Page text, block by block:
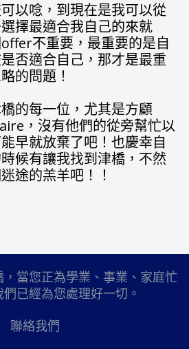
以唸，到現在是我可以從
擇最適合我自己的來就
不重要，最重要的是自
否適合自己，那才是最重
的問題！
的每一位，尤其是方顧
，沒有他們的從旁幫忙以
早就放棄了吧！也慶幸自
候有讓我找到津橋，不然
途的羔羊吧！！
當您正為學業、事業、家庭忙
已經為您處理好一切。
聯絡我們